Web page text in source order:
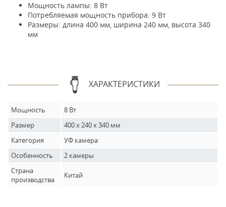
Мощность лампы: 8 Вт
Потребляемая мощность прибора: 9 Вт
Размеры: длина 400 мм, ширина 240 мм, высота 340
мм
ХАРАКТЕРИСТИКИ
Мощность
8 Вт
Размер
400 х 240 х 340 мм
Категория
УФ камера
Особенность
2 камеры
Страна
производства
Китай